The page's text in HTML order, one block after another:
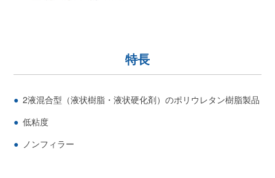
特長
2液混合型（液状樹脂・液状硬化剤）のポリウレタン樹脂製品
低粘度
ノンフィラー